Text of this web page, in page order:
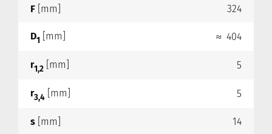
F [mm] 324
D1 [mm] ≈ 404
r1,2 [mm] 5
r3,4 [mm] 5
s [mm] 14